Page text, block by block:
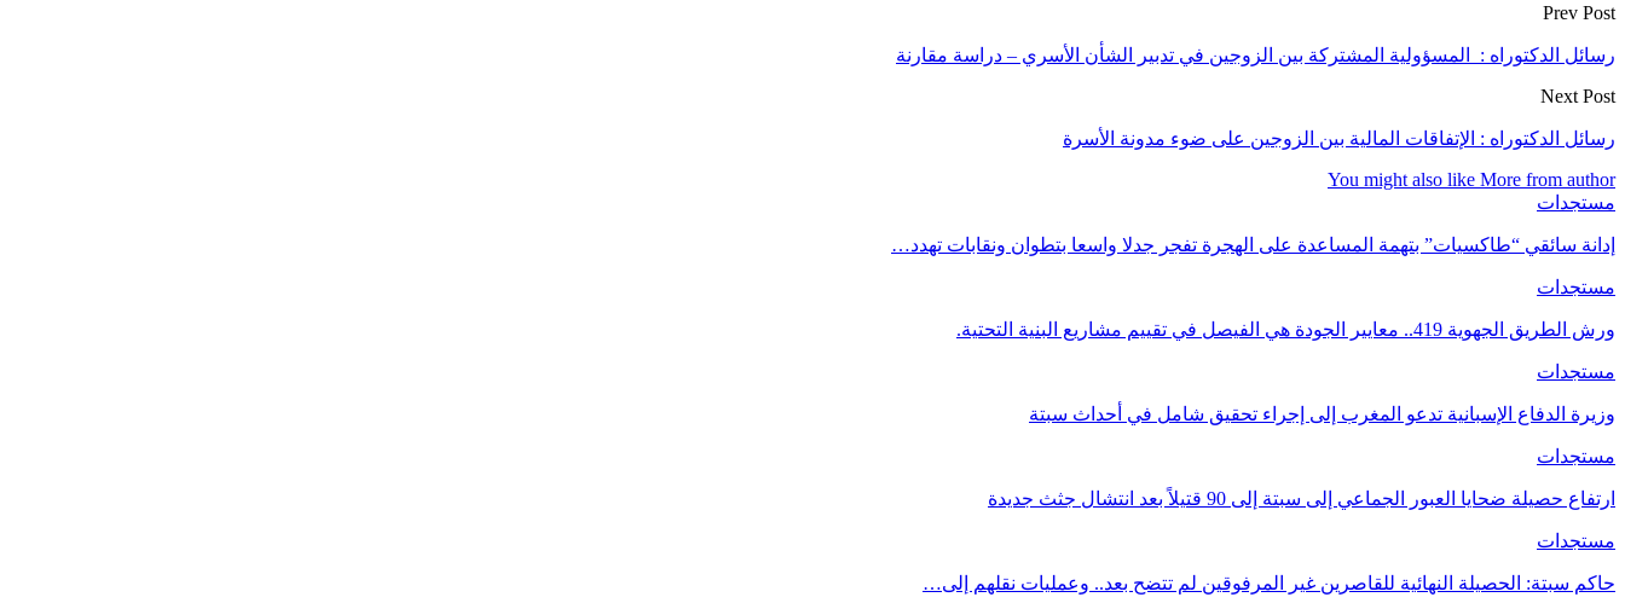
Prev Post
رسائل الدكتوراه : المسؤولية المشتركة بين الزوجين في تدبير الشأن الأسري – دراسة مقارنة
Next Post
رسائل الدكتوراه : الإتفاقات المالية بين الزوجين على ضوء مدونة الأسرة
You might also like More from author
مستجدات
إدانة سائقي “طاكسيات” بتهمة المساعدة على الهجرة تفجر جدلا واسعا بتطوان ونقابات تهدد…
مستجدات
ورش الطريق الجهوية 419.. معايير الجودة هي الفيصل في تقييم مشاريع البنية التحتية.
مستجدات
وزيرة الدفاع الإسبانية تدعو المغرب إلى إجراء تحقيق شامل في أحداث سبتة
مستجدات
ارتفاع حصيلة ضحايا العبور الجماعي إلى سبتة إلى 90 قتيلاً بعد انتشال جثث جديدة
مستجدات
حاكم سبتة: الحصيلة النهائية للقاصرين غير المرفوقين لم تتضح بعد.. وعمليات نقلهم إلى…